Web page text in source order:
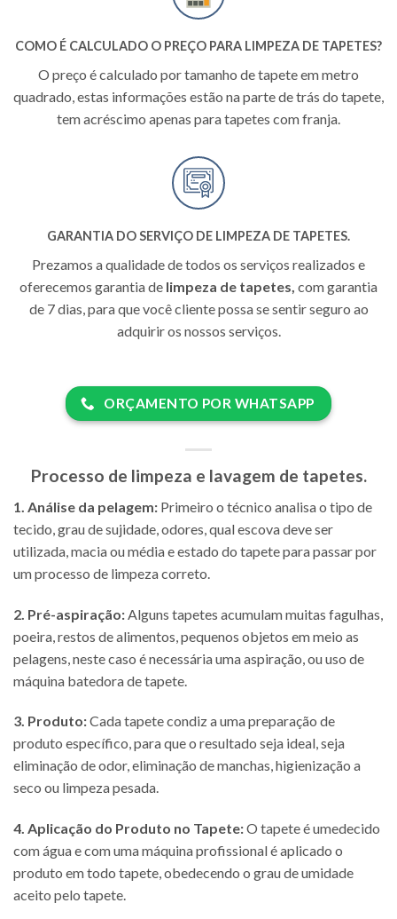
COMO É CALCULADO O PREÇO PARA LIMPEZA DE TAPETES?
O preço é calculado por tamanho de tapete em metro
quadrado, estas informações estão na parte de trás do tapete,
tem acréscimo apenas para tapetes com franja.
GARANTIA DO SERVIÇO DE LIMPEZA DE TAPETES.
Prezamos a qualidade de todos os serviços realizados e
oferecemos garantia de limpeza de tapetes, com garantia
de 7 dias, para que você cliente possa se sentir seguro ao
adquirir os nossos serviços.
ORÇAMENTO POR WHATSAPP
Processo de limpeza e lavagem de tapetes.
1. Análise da pelagem: Primeiro o técnico analisa o tipo de
tecido, grau de sujidade, odores, qual escova deve ser
utilizada, macia ou média e estado do tapete para passar por
um processo de limpeza correto.
2. Pré-aspiração: Alguns tapetes acumulam muitas fagulhas,
poeira, restos de alimentos, pequenos objetos em meio as
pelagens, neste caso é necessária uma aspiração, ou uso de
máquina batedora de tapete.
3. Produto:Cada tapete condiz a uma preparação de
produto específico, para que o resultado seja ideal, seja
eliminação de odor, eliminação de manchas, higienização a
seco ou limpeza pesada.
4. Aplicação do Produto no Tapete:O tapete é umedecido
com água e com uma máquina profissional é aplicado o
produto em todo tapete, obedecendo o grau de umidade
aceito pelo tapete.